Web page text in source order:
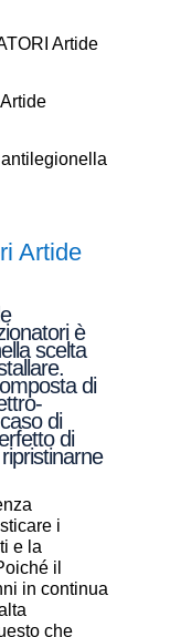
Artide
Artide
è
scelta
di
di
di
i
e la
il
in continua
che